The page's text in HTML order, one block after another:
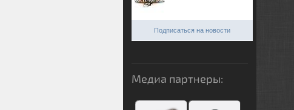
Подписаться на новости
Медиа партнеры: